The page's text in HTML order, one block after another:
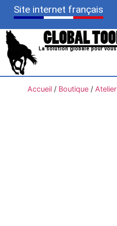
Site internet français
La solution globale pour
Accueil/ Boutique/